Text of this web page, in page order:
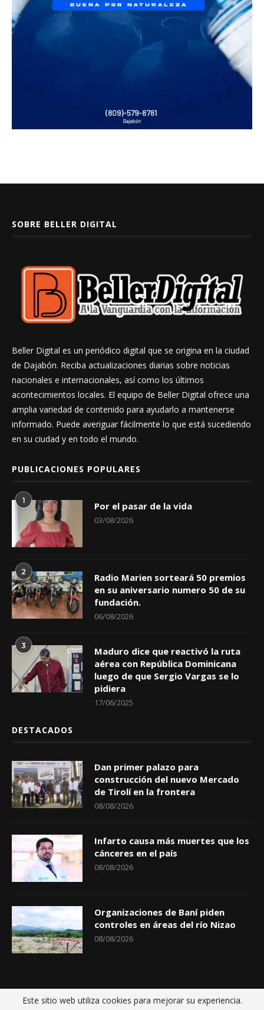
SOBRE BELLER DIGITAL
Beller Digital es un periódico digital que se origina en la ciudad
de Dajabón. Reciba actualizaciones diarias sobre noticias
nacionales e internacionales, así como los últimos
acontecimientos locales. El equipo de Beller Digital ofrece una
amplia variedad de contenido para ayudarlo a mantenerse
informado. Puede averiguar fácilmente lo que está sucediendo
en su ciudad y en todo el mundo.
PUBLICACIONES POPULARES
1 Por el pasar de la vida
03/08/2026
2
Radio Marien sorteará 50 premios
en su aniversario numero 50 de su
fundación.
06/08/2026
3
Maduro dice que reactivó la ruta
aérea con República Dominicana
luego de que Sergio Vargas se lo
pidiera
17/06/2025
DESTACADOS
Dan primer palazo para
construcción del nuevo Mercado
de Tirolí en la frontera
08/08/2026
Infarto causa más muertes que los
cánceres en el país
08/08/2026
Organizaciones de Baní piden
controles en áreas del río Nizao
08/08/2026
Inicio Políticas de privacidad Sobre nosotros Contactos
Este sitio web utiliza cookies para mejorar su experiencia.